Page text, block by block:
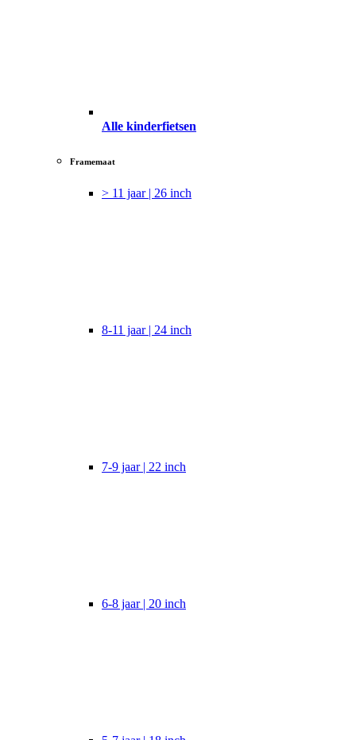
Alle kinderfietsen
Framemaat
> 11 jaar | 26 inch
8-11 jaar | 24 inch
7-9 jaar | 22 inch
6-8 jaar | 20 inch